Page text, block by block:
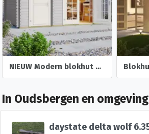
NIEUW Modern blokhut Belmont 1
In Oudsbergen en omgeving